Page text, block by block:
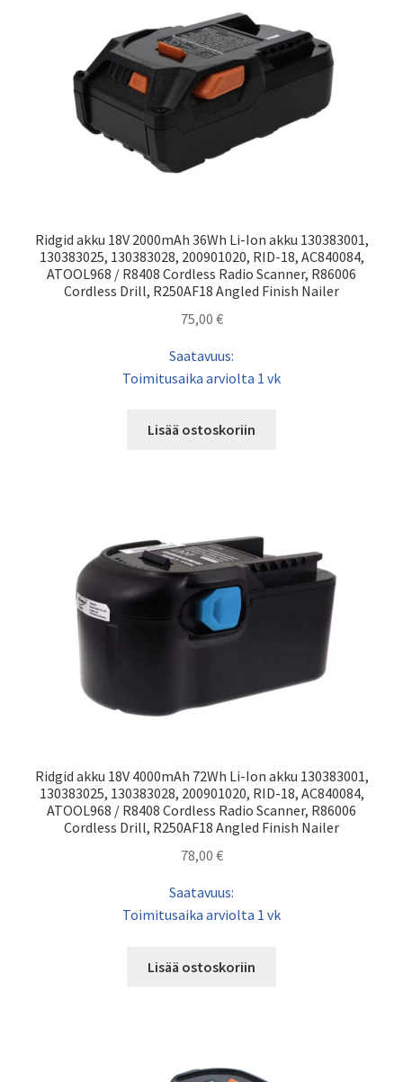
Ridgid akku 18V 2000mAh 36Wh Li-Ion akku 130383001,
130383025, 130383028, 200901020, RID-18, AC840084,
ATOOL968 / R8408 Cordless Radio Scanner, R86006
Cordless Drill, R250AF18 Angled Finish Nailer
75,00 €
Saatavuus:
Toimitusaika arviolta 1 vk
Lisää ostoskoriin
Ridgid akku 18V 4000mAh 72Wh Li-Ion akku 130383001,
130383025, 130383028, 200901020, RID-18, AC840084,
ATOOL968 / R8408 Cordless Radio Scanner, R86006
Cordless Drill, R250AF18 Angled Finish Nailer
78,00 €
Saatavuus:
Toimitusaika arviolta 1 vk
Lisää ostoskoriin